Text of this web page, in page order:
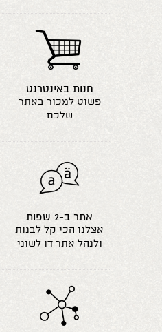
חנות באינטרנט
פשוט למכור באתר
שלכם
אתר ב-2 שפות
אצלנו הכי קל לבנות
ולנהל אתר דו לשוני